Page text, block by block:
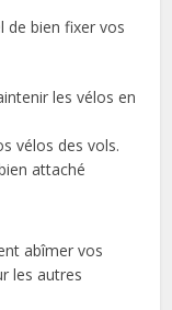
de bien fixer vos
les vélos en
vélos des vols.
attaché
abîmer vos
les autres